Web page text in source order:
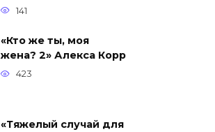
141
«Кто же ты, моя
жена? 2» Алекса Корр
423
«Тяжелый случай для